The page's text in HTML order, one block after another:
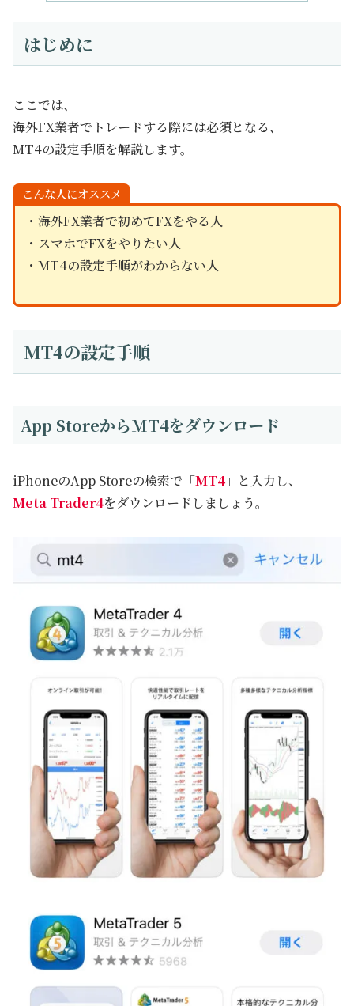
はじめに
ここでは、
海外FX業者でトレードする際には必須となる、
MT4の設定手順を解説します。
こんな人にオススメ
・海外FX業者で初めてFXをやる人
・スマホでFXをやりたい人
・MT4の設定手順がわからない人
MT4の設定手順
App StoreからMT4をダウンロード
iPhoneのApp Storeの検索で「MT4 」と入力し、
Meta Trader4をダウンロードしましょう。